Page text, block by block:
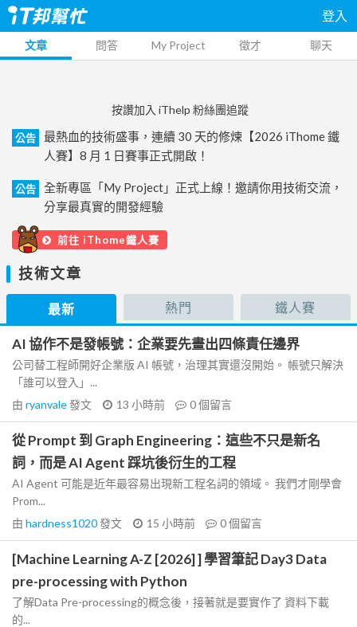
登入
文章 問答 My Project 徵才 聊天
按讚加入 iThelp 粉絲團追蹤
公告
最熱血的技術盛事，連續 30 天的修煉【2026 iThome 鐵
人賽】8 月 1 日賽事正式開啟！
公告
全新專區「My Project」正式上線！邀請你用技術交流，
分享最真實的開發經驗
前往 iThome鐵人賽
技術文章
最新 熱門 鐵人賽
AI 協作不是發帳號：企業要先畫出四條責任邊界
公司替工程師開好企業版 AI 帳號，治理其實還沒開始。 帳號只解決
「誰可以登入」...
由 ryanvale發文 13 小時前 0個留言
從 Prompt 到 Graph Engineering：這些不只是新名
詞，而是 AI Agent 踩坑後衍生的工程
AI Agent 可能是近年最容易出現新工程名詞的領域。 我們才剛學會
Prom...
由 hardness1020發文 15 小時前 0個留言
[Machine Learning A-Z [2026] ] 學習筆記 Day3 Data
pre-processing with Python
了解Data Pre-processing的概念後，接著就是要實作了 資料下載
的...